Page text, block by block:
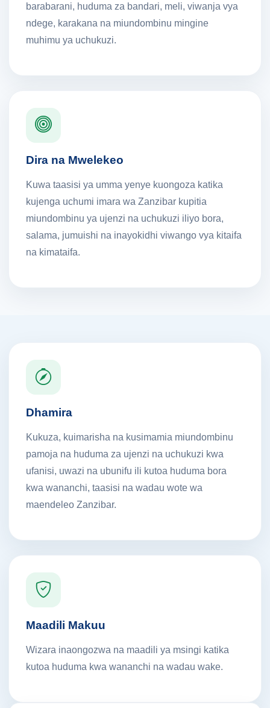
barabarani, huduma za bandari, meli, viwanja vya
ndege, karakana na miundombinu mingine
muhimu ya uchukuzi.
Dira na Mwelekeo
Kuwa taasisi ya umma yenye kuongoza katika
kujenga uchumi imara wa Zanzibar kupitia
miundombinu ya ujenzi na uchukuzi iliyo bora,
salama, jumuishi na inayokidhi viwango vya kitaifa
na kimataifa.
Dhamira
Kukuza, kuimarisha na kusimamia miundombinu
pamoja na huduma za ujenzi na uchukuzi kwa
ufanisi, uwazi na ubunifu ili kutoa huduma bora
kwa wananchi, taasisi na wadau wote wa
maendeleo Zanzibar.
Maadili Makuu
Wizara inaongozwa na maadili ya msingi katika
kutoa huduma kwa wananchi na wadau wake.